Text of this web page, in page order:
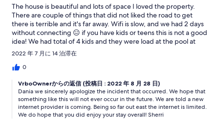
The house is beautiful and lots of space I loved the property.
There are couple of things that did not liked the road to get
there is terrible and it's far away. Wifi is slow, and we had 2 days
without connecting 😑 if you have kids or teens this is not a good
idea! We had total of 4 kids and they were load at the pool at
6pm, and one of the neighbors showed up complaining about it
and he was not nice at all!. Electricity is a separate cost, and it is
super expensive.
2022 年 7 月に 14 泊滞在
0
VrboOwnerからの返信 (投稿日 : 2022 年 8 月 28 日)
Dania we sincerely apologize the incident that occurred. We hope that
something like this will not ever occur in the future. We are told a new
internet provider is coming. Being so far out east the internet is limited.
We do hope that you did enjoy your stay overall! Sherri